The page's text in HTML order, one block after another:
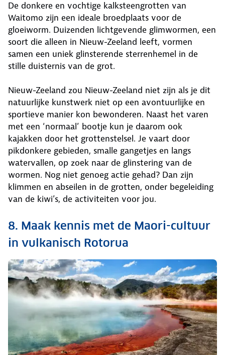
De donkere en vochtige kalksteengrotten van
Waitomo zijn een ideale broedplaats voor de
gloeiworm. Duizenden lichtgevende glimwormen, een
soort die alleen in Nieuw-Zeeland leeft, vormen
samen een uniek glinsterende sterrenhemel in de
stille duisternis van de grot.
Nieuw-Zeeland zou Nieuw-Zeeland niet zijn als je dit
natuurlijke kunstwerk niet op een avontuurlijke en
sportieve manier kon bewonderen. Naast het varen
met een ‘normaal’ bootje kun je daarom ook
kajakken door het grottenstelsel. Je vaart door
pikdonkere gebieden, smalle gangetjes en langs
watervallen, op zoek naar de glinstering van de
wormen. Nog niet genoeg actie gehad? Dan zijn
klimmen en abseilen in de grotten, onder begeleiding
van de kiwi’s, de activiteiten voor jou.
8. Maak kennis met de Maori-cultuur
in vulkanisch Rotorua